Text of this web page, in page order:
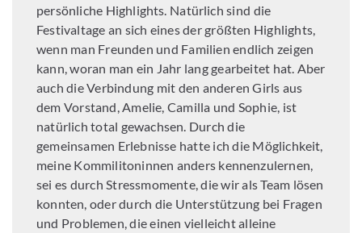
persönliche Highlights. Natürlich sind die
Festivaltage an sich eines der größten Highlights,
wenn man Freunden und Familien endlich zeigen
kann, woran man ein Jahr lang gearbeitet hat. Aber
auch die Verbindung mit den anderen Girls aus
dem Vorstand, Amelie, Camilla und Sophie, ist
natürlich total gewachsen. Durch die
gemeinsamen Erlebnisse hatte ich die Möglichkeit,
meine Kommilitoninnen anders kennenzulernen,
sei es durch Stressmomente, die wir als Team lösen
konnten, oder durch die Unterstützung bei Fragen
und Problemen, die einen vielleicht alleine